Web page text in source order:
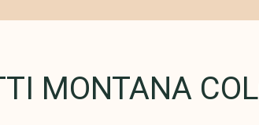
MONTANA